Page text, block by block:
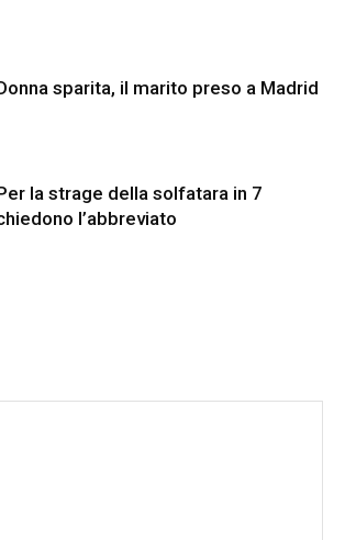
sparita, il marito preso a Madrid
la strage della solfatara in 7
l’abbreviato